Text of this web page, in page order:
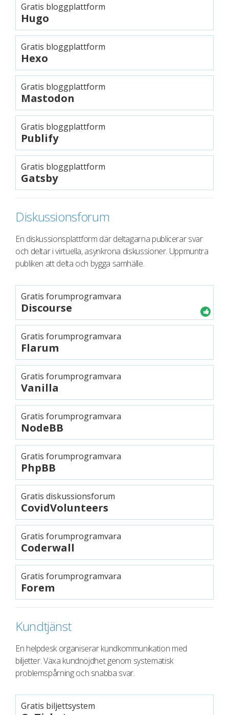
Gratis bloggplattform
Hugo
Gratis bloggplattform
Hexo
Gratis bloggplattform
Mastodon
Gratis bloggplattform
Publify
Gratis bloggplattform
Gatsby
Diskussionsforum
En diskussionsplattform där deltagarna publicerar svar
och deltar i virtuella, asynkrona diskussioner. Uppmuntra
publiken att delta och bygga samhälle.
Gratis forumprogramvara
Discourse
Gratis forumprogramvara
Flarum
Gratis forumprogramvara
Vanilla
Gratis forumprogramvara
NodeBB
Gratis forumprogramvara
PhpBB
Gratis diskussionsforum
CovidVolunteers
Gratis forumprogramvara
Coderwall
Gratis forumprogramvara
Forem
Kundtjänst
En helpdesk organiserar kundkommunikation med
biljetter. Växa kundnöjdhet genom systematisk
problemspårning och snabba svar.
Gratis biljettsystem